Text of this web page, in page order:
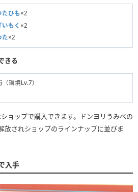
たひも×2
いもく ×2
た×2
きる
環境Lv.7）
ョップで購入できます。ドンヨリうみべの
放されショップのラインナップに並びま
入手